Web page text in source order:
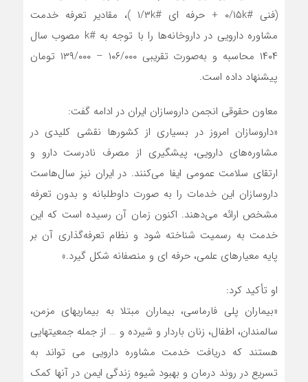
(فنی #۰/۱۵k + حرفه ای #۱/۳k )، مقادیر تعرفه خدمت
مشاوره دارویی در داروخانه‌ها را با توجه به #k مصوب سال
۱۴۰۴ محاسبه و به‌صورت تقریبی ۱۰۶/۰۰۰ – ۱۳۹/۰۰۰ تومان
پیشنهاد داده است.
معاون حقوقی انجمن داروسازان ایران در ادامه گفت:
«داروسازان امروز در بسیاری از کشورها نقشی کلیدی در
مشاوره‌های دارویی، پیشگیری از مصرف نادرست دارو و
ارتقای سلامت عمومی ایفا می‌کنند. در ایران نیز سال‌هاست
داروسازان این خدمات را به صورت داوطلبانه و بدون تعرفه
مشخص ارائه می‌دهند. اکنون زمان آن رسیده است که این
خدمت به رسمیت شناخته شود و نظام تعرفه‌گذاری آن بر
پایه معیارهای علمی، حرفه ای و منصفانه شکل گیرد.»
او تأکید کرد:
«بیماران پلی فارماسی، بیماران مبتلا به بیماریهای مزمن،
سالمندان، اطفال، زنان باردار و شیرده و … از جمله جمعیتهایی
هستند که دریافت خدمت مشاوره دارویی می تواند به
تسریع در روند درمان و بهبود شیوه زندگی ایمن در آنها کمک